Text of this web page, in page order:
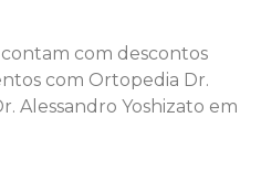
contam com descontos
com Ortopedia Dr.
Alessandro Yoshizato em